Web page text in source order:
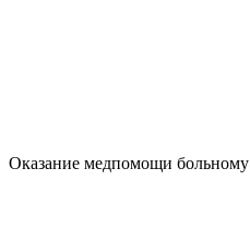
Оказание медпомощи больному